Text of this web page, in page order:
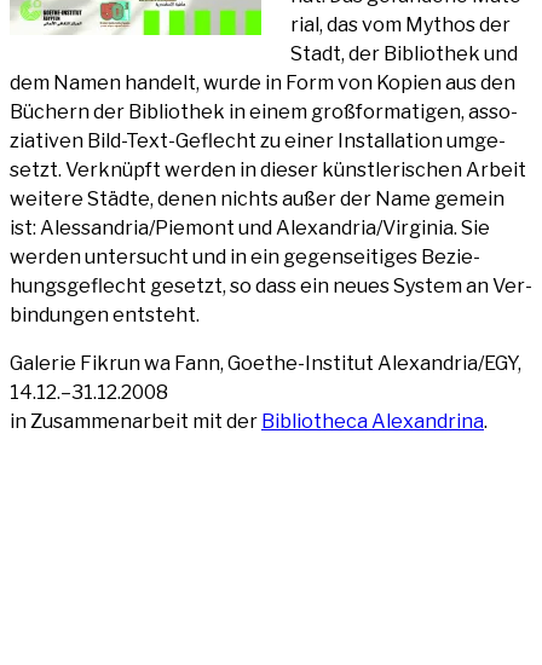
ri­al, das vom Mythos der
Stadt, der Biblio­thek und
dem Namen han­delt, wur­de in Form von Kopien aus den
Büchern der Biblio­thek in einem groß­for­ma­ti­gen, asso­
zia­ti­ven Bild-Text-Geflecht zu einer Instal­la­ti­on umge­
setzt. Ver­knüpft wer­den in die­ser künst­le­ri­schen Arbeit
wei­te­re Städ­te, denen nichts außer der Name gemein
ist: Alessandria/Piemont und Alexandria/Virginia. Sie
wer­den unter­sucht und in ein gegen­sei­ti­ges Bezie­
hungs­ge­flecht gesetzt, so dass ein neu­es Sys­tem an Ver­
bin­dun­gen entsteht.
Gale­rie Fik­run wa Fann, Goe­the-Insti­tut Alexandria/EGY,
14.12.–31.12.2008
in Zusam­men­ar­beit mit der Biblio­the­ca Alex­an­dri­na.